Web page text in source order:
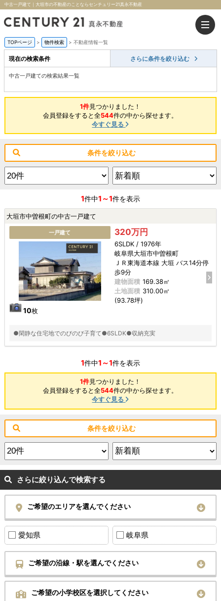
中古一戸建て｜大垣市の不動産のことならセンチュリー21真永不動産
TOPページ > 物件検索 > 不動産情報一覧
現在の検索条件 さらに条件を絞り込む
中古一戸建ての検索結果一覧
1件見つかりました！
会員登録をすると全544件の中から探せます。
今すぐ見る
条件を絞り込む
1件中1～1件を表示
大垣市中曽根町の中古一戸建て
一戸建て
10枚
320万円
6SLDK / 1976年
岐阜県大垣市中曽根町
ＪＲ東海道本線 大垣 バス14分停
歩9分
建物面積 169.38㎡
土地面積 310.00㎡
(93.78坪)
●閑静な住宅地でのびのび子育て●6SLDK●収納充実
1件中1～1件を表示
1件見つかりました！
会員登録をすると全544件の中から探せます。
今すぐ見る
条件を絞り込む
さらに絞り込んで検索する
ご希望のエリアを選んでください
愛知県 岐阜県
ご希望の沿線・駅を選んでください
ご希望の小学校区を選択してください